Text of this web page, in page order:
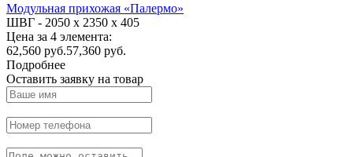
Модульная прихожая «Палермо»
ШВГ - 2050 х 2350 х 405
Цена за 4 элемента:
62,560 руб.57,360 руб.
Подробнее
Оставить заявку на товар